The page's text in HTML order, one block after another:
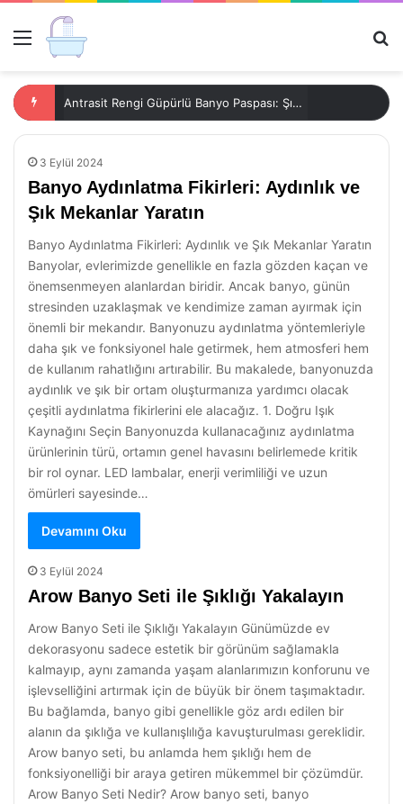
Menü
Antrasit Rengi Güpürlü Banyo Paspası: Şıklığın ve Konforun Buluşma Noktası
3 Eylül 2024
Banyo Aydınlatma Fikirleri: Aydınlık ve
Şık Mekanlar Yaratın
Banyo Aydınlatma Fikirleri: Aydınlık ve Şık Mekanlar Yaratın
Banyolar, evlerimizde genellikle en fazla gözden kaçan ve
önemsenmeyen alanlardan biridir. Ancak banyo, günün
stresinden uzaklaşmak ve kendimize zaman ayırmak için
önemli bir mekandır. Banyonuzu aydınlatma yöntemleriyle
daha şık ve fonksiyonel hale getirmek, hem atmosferi hem
de kullanım rahatlığını artırabilir. Bu makalede, banyonuzda
aydınlık ve şık bir ortam oluşturmanıza yardımcı olacak
çeşitli aydınlatma fikirlerini ele alacağız. 1. Doğru Işık
Kaynağını Seçin Banyonuzda kullanacağınız aydınlatma
ürünlerinin türü, ortamın genel havasını belirlemede kritik
bir rol oynar. LED lambalar, enerji verimliliği ve uzun
ömürleri sayesinde…
Devamını Oku
3 Eylül 2024
Arow Banyo Seti ile Şıklığı Yakalayın
Arow Banyo Seti ile Şıklığı Yakalayın Günümüzde ev
dekorasyonu sadece estetik bir görünüm sağlamakla
kalmayıp, aynı zamanda yaşam alanlarımızın konforunu ve
işlevselliğini artırmak için de büyük bir önem taşımaktadır.
Bu bağlamda, banyo gibi genellikle göz ardı edilen bir
alanın da şıklığa ve kullanışlılığa kavuşturulması gereklidir.
Arow banyo seti, bu anlamda hem şıklığı hem de
fonksiyonelliği bir araya getiren mükemmel bir çözümdür.
Arow Banyo Seti Nedir? Arow banyo seti, banyo